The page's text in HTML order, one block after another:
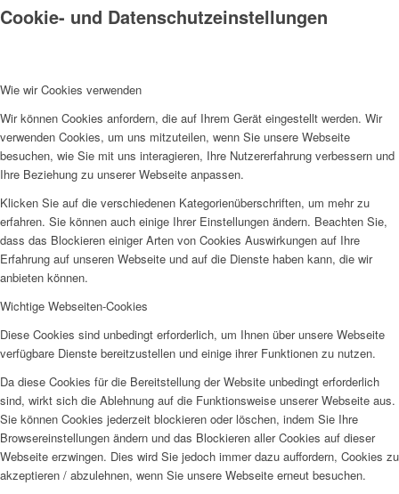
Cookie- und Datenschutzeinstellungen
Wie wir Cookies verwenden
Wir können Cookies anfordern, die auf Ihrem Gerät eingestellt werden. Wir
verwenden Cookies, um uns mitzuteilen, wenn Sie unsere Webseite
besuchen, wie Sie mit uns interagieren, Ihre Nutzererfahrung verbessern und
Ihre Beziehung zu unserer Webseite anpassen.
Klicken Sie auf die verschiedenen Kategorienüberschriften, um mehr zu
erfahren. Sie können auch einige Ihrer Einstellungen ändern. Beachten Sie,
dass das Blockieren einiger Arten von Cookies Auswirkungen auf Ihre
Erfahrung auf unseren Webseite und auf die Dienste haben kann, die wir
anbieten können.
Wichtige Webseiten-Cookies
Diese Cookies sind unbedingt erforderlich, um Ihnen über unsere Webseite
verfügbare Dienste bereitzustellen und einige ihrer Funktionen zu nutzen.
Da diese Cookies für die Bereitstellung der Website unbedingt erforderlich
sind, wirkt sich die Ablehnung auf die Funktionsweise unserer Webseite aus.
Sie können Cookies jederzeit blockieren oder löschen, indem Sie Ihre
Browsereinstellungen ändern und das Blockieren aller Cookies auf dieser
Webseite erzwingen. Dies wird Sie jedoch immer dazu auffordern, Cookies zu
akzeptieren / abzulehnen, wenn Sie unsere Webseite erneut besuchen.